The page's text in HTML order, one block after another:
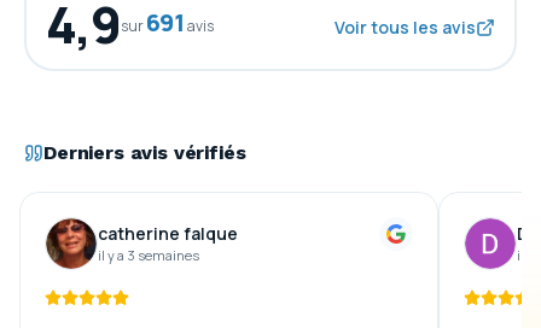
4,9sur691 avis Voir tous les avis
Derniers avis vérifiés
catherine falque
il y a 3 semaines il y